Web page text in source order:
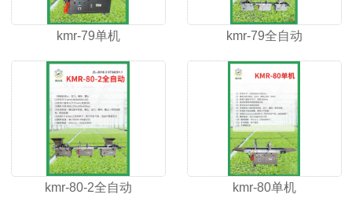
kmr-79单机 kmr-79全自动
kmr-80-2全自动 kmr-80单机